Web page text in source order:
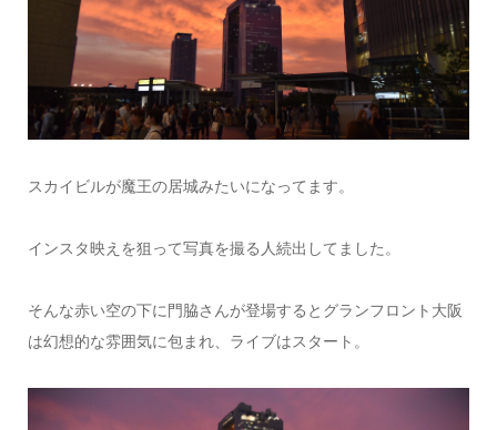
スカイビルが魔王の居城みたいになってます。
インスタ映えを狙って写真を撮る人続出してました。
そんな赤い空の下に門脇さんが登場するとグランフロント大阪
は幻想的な雰囲気に包まれ、ライブはスタート。